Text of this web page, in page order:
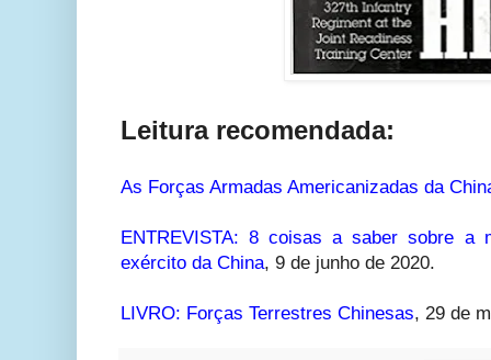
Leitura recomendada:
As Forças Armadas Americanizadas da
ENTREVISTA: 8 coisas a saber sobre a
exército da China, 9 de junho de 2020.
LIVRO: Forças Terrestres Chinesas, 29 de